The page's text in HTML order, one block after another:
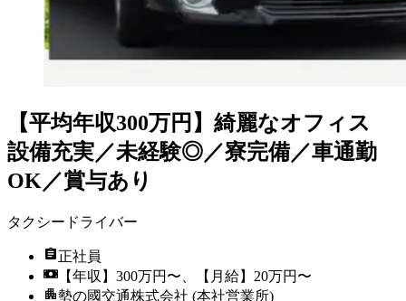
【平均年収300万円】綺麗なオフィス
設備充実／未経験◎／寮完備／車通勤
OK／賞与あり
タクシードライバー
正社員
【年収】300万円〜、【月給】20万円〜
勢の國交通株式会社 (本社営業所)